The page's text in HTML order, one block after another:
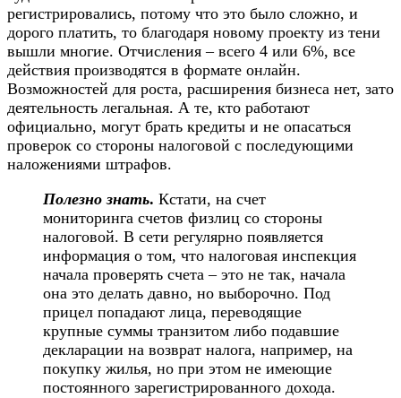
регистрировались, потому что это было сложно, и
дорого платить, то благодаря новому проекту из тени
вышли многие. Отчисления – всего 4 или 6%, все
действия производятся в формате онлайн.
Возможностей для роста, расширения бизнеса нет, зато
деятельность легальная. А те, кто работают
официально, могут брать кредиты и не опасаться
проверок со стороны налоговой с последующими
наложениями штрафов.
Полезно знать. Кстати, на счет
мониторинга счетов физлиц со стороны
налоговой. В сети регулярно появляется
информация о том, что налоговая инспекция
начала проверять счета – это не так, начала
она это делать давно, но выборочно. Под
прицел попадают лица, переводящие
крупные суммы транзитом либо подавшие
декларации на возврат налога, например, на
покупку жилья, но при этом не имеющие
постоянного зарегистрированного дохода.